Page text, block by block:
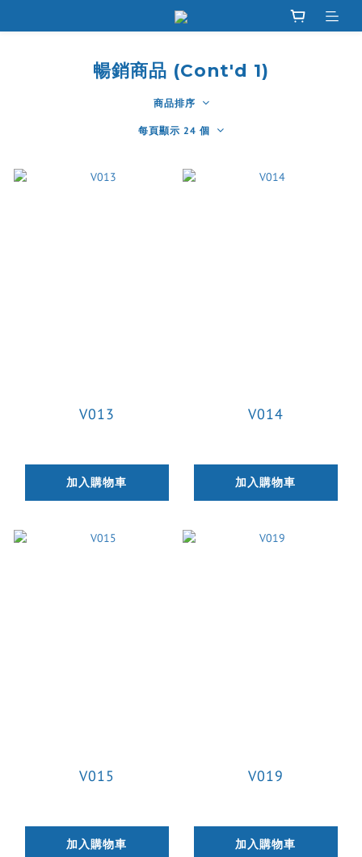
暢銷商品 (Cont'd 1)
商品排序
每頁顯示 24 個
V013
加入購物車
V014
加入購物車
V015
加入購物車
V019
加入購物車